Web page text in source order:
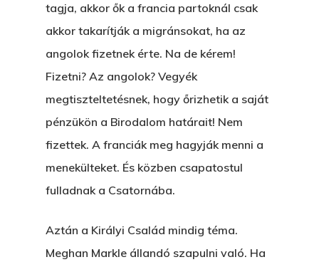
tagja, akkor ők a francia partoknál csak
akkor takarítják a migránsokat, ha az
angolok fizetnek érte. Na de kérem!
Fizetni? Az angolok? Vegyék
megtiszteltetésnek, hogy őrizhetik a saját
pénzükön a Birodalom határait! Nem
fizettek. A franciák meg hagyják menni a
menekülteket. És közben csapatostul
fulladnak a Csatornába.
Aztán a Királyi Család mindig téma.
Meghan Markle állandó szapulni való. Ha